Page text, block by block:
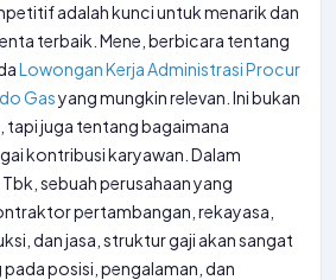
adalah kunci untuk menarik dan
terbaik. Mene, berbicara tentang
Lowongan Kerja Administrasi Procur
Gasyang mungkin relevan. Ini bukan
tapi juga tentang bagaimana
kontribusi karyawan. Dalam
sebuah perusahaan yang
pertambangan, rekayasa,
dan jasa, struktur gaji akan sangat
posisi, pengalaman, dan